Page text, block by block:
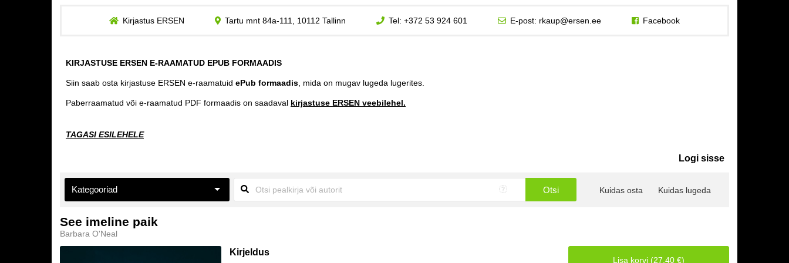
Kirjastus ERSEN Tartu mnt 84a-111, 10112 Tallinn Tel: +372 53 924 601 E-post: rkaup@ersen.ee Facebook
KIRJASTUSE ERSEN E-RAAMATUD EPUB FORMAADIS
Siin saab osta kirjastuse ERSEN e-raamatuid ePub formaadis , mida on mugav lugeda lugerites.
Paberraamatud või e-raamatud PDF formaadis on saadaval kirjastuse ERSEN veebilehel.
TAGASI ESILEHELE
Logi sisse
Kategooriad
Eneseabi ja vaimsus
Kuidas osta Kuidas lugeda
See imeline paik
Barbara O'Neal
Lisa korvi (27.40 €)
Kirjeldus